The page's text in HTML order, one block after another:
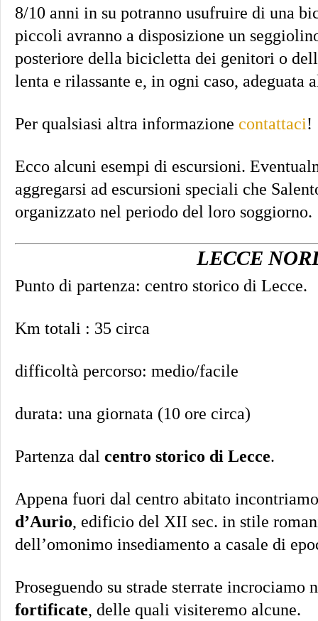
8/10 anni in su potranno usufruire di una
piccoli avranno a disposizione un
posteriore della bicicletta dei genitori o
lenta e rilassante e, in ogni caso, adeguata
Per qualsiasi altra informazione contattaci!
Ecco alcuni esempi di escursioni.
aggregarsi ad escursioni speciali che
organizzato nel periodo del loro soggiorno.
LECCE
Punto di partenza: centro storico di Lecce.
Km totali : 35 circa
difficoltà percorso: medio/facile
durata: una giornata (10 ore circa)
Partenza dal centro storico di Lecce.
Appena fuori dal centro abitato
d’Aurio, edificio del XII sec. in stile
dell’omonimo insediamento a casale di
Proseguendo su strade sterrate incrociamo
fortificate, delle quali visiteremo alcune.